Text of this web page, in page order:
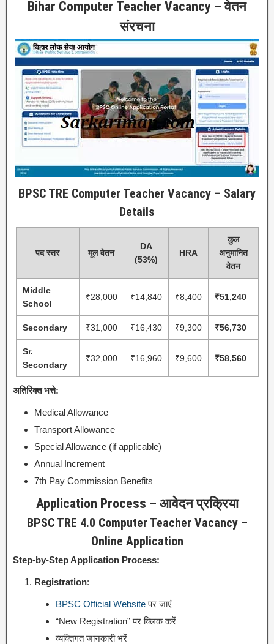
Bihar Computer Teacher Vacancy – वेतन
संरचना
BPSC TRE Computer Teacher Vacancy – Salary
Details
पद स्तर मूल वेतन
DA
(53%)
HRA
कुल
अनुमानित
वेतन
Middle
School
₹28,000 ₹14,840 ₹8,400 ₹51,240
Secondary ₹31,000 ₹16,430 ₹9,300 ₹56,730
Sr.
Secondary
₹32,000 ₹16,960 ₹9,600 ₹58,560
अतिरिक्त भत्ते:
Medical Allowance
Transport Allowance
Special Allowance (if applicable)
Annual Increment
7th Pay Commission Benefits
Application Process – आवेदन प्रक्रिया
BPSC TRE 4.0 Computer Teacher Vacancy –
Online Application
Step-by-Step Application Process:
Registration:
BPSC Official Websiteपर जाएं
“New Registration” पर क्लिक करें
व्यक्तिगत जानकारी भरें